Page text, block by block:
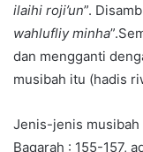
ilaihi roji’un”.
wahlufliy minha
dan mengganti
musibah itu (hadis
Jenis-jenis musibah
Baqarah : 155-157,